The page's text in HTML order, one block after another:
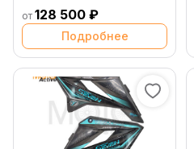
от 128 500 ₽
Подробнее